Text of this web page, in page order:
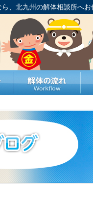
、北九州の解体相談所へ